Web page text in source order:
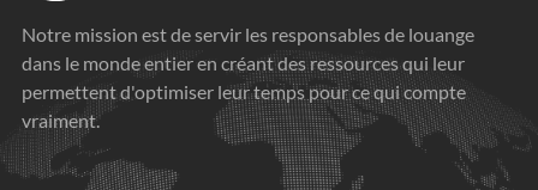
Notre mission est de servir les responsables de louange
dans le monde entier en créant des ressources qui leur
permettent d'optimiser leur temps pour ce qui compte
vraiment.